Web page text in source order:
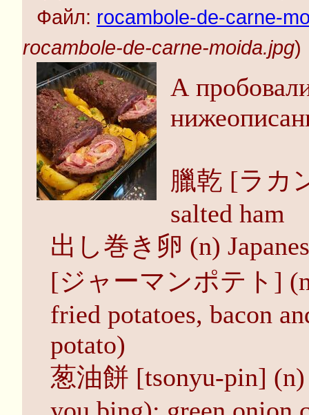
Файл: rocambole-de-carne-
rocambole-de-carne-moida.jpg)
А
臘乾 [ラカ
salted ham
出し巻き卵 (n)
[ジャーマンポテト]
fried potatoes, bacon
potato)
葱油餅 [tsonyu-pin] (n)